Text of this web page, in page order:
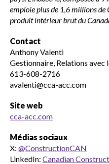
emploie plus de 1,6 millions de
produit intérieur brut du
Contact
Anthony Valenti
Gestionnaire, Relations avec
613-608-2716
avalenti@cca-acc.com
Site web
cca-acc.com
Médias sociaux
X: @ConstructionCAN
LinkedIn: Canadian